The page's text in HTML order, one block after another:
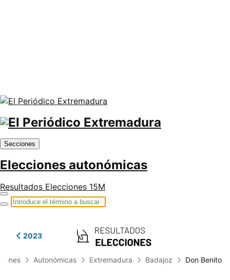
Secciones
Elecciones autonómicas
Resultados Elecciones 15M
2023
Autonómicas Extremadura Badajoz Don Benito